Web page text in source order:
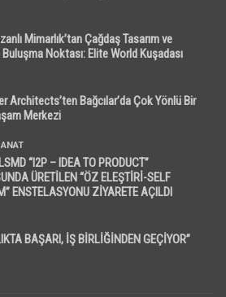
Mimarlık’tan Çağdaş Tasarım ve
Noktası: Elite World Kuşadası
Architects’ten Bağcılar’da Çok Yönlü Bir
Merkezi
“I2P – IDEA TO PRODUCT”
ÜRETİLEN “ÖZ ELEŞTİRİ-SELF
ENSTELASYONU ZİYARETE AÇILDI
BAŞARI, İŞ BİRLİĞİNDEN GEÇİYOR”